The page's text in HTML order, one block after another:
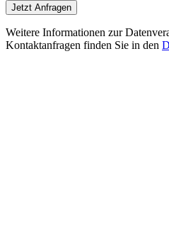
Jetzt Anfragen
Weitere Informationen zur
Kontaktanfragen finden Sie in den